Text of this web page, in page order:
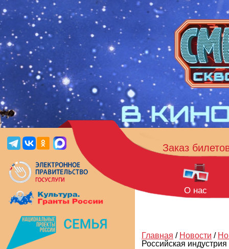
Заказ
О нас
Главная / Новости /
Российская